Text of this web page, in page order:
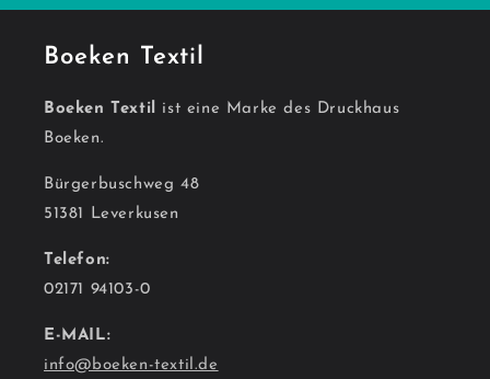
Boeken Textil
Boeken Textil ist eine Marke des Druckhaus
Boeken.
Bürgerbuschweg 48
51381 Leverkusen
Telefon:
02171 94103-0
E-MAIL:
info@boeken-textil.de